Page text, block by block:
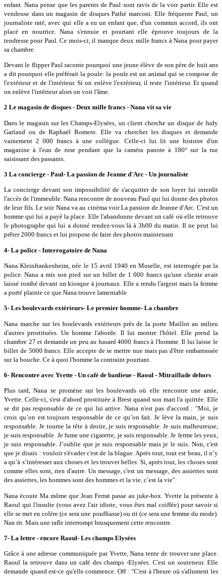
enfant. Nana pense que les parents de Paul sont ravis de la voir partir. Elle est
vendeuse dans un magasin de disques Pathé marconi. Elle fréquente Paul, un
journaliste raté, avec qui elle a eu un enfant que, d'un commun accord, ils ont
placé en nourrice. Nana s'ennuie et pourtant elle éprouve toujours de la
tendresse pour Paul. Ce mois-ci, il manque deux mille francs à Nana pour payer
sa chambre.
Devant le flipper Paul raconte pourquoi une jeune élève de son père de huit ans
a dit pourquoi elle préférait la poule: la poule est un animal qui se compose de
l'extérieur et de l'intérieur. Si on enlève l'extérieur, il reste l'intérieur. Et quand
on enlève l'intérieur alors on voit l'âme.
2 Le magasin de disques - Deux mille francs - Nana vit sa vie
Dans le magasin sur les Champs-Elysées, un client cherche un disque de Judy
Garland ou de Raphaël Romero. Elle va chercher les disques et demande
vainement 2 000 francs à une collègue. Celle-ci lui lit une histoire d'un
magazine à l'eau de rose pendant que la caméra panote à 180° sur la rue
saisissant des passants.
3 La concierge - Paul- La passion de Jeanne d'Arc - Un journaliste
La concierge devant son impossibilité de s'acquitter de son loyer lui interdit
l'accès de l'immeuble. Nana rencontre de nouveau Paul qui lui donne des photos
de leur fils. Le soir Nana va au cinéma voir La passion de Jeanne d'Arc. C'est un
homme qui lui a payé la place. Elle l'abandonne devant un café où elle retrouve
le photographe qui lui a donné rendez-vous là à 3h00 du matin. Il ne peut lui
prêter 2000 francs et lui propose de faire des photos maintenant
4- La police - Interrogatoire de Nana
Nana Kleinfrankenheim, née le 15 avril 1940 en Moselle, est interrogée par la
police. Nana a mis son pied sur un billet de 1 000 francs qu'une cliente avait
laissé tombé devant un kiosque à journaux. Elle a rendu l'argent mais la femme
a porté plainte ce que Nana trouve lamentable
5- Les boulevards extérieurs- Le premier homme- La chambre
Nana marche sur les boulevards extérieurs près de la porte Maillot au milieu
d'autres prostituées. Un homme l'aborde. Il lui montre l'hôtel. Elle prend la
chambre 27 et demande un peu au hasard 4000 francs à l'homme. Il lui laisse le
billet de 5000 francs. Elle accepte de se mettre nue mais pas d'être embarrassée
sur la bouche. Ce à quoi l'homme la contraint pourtant.
6- Rencontre avec Yvette - Un café de banlieue - Raoul - Mitraillade dehors
Plus tard, Nana se promène sur les boulevards où elle rencontre une amie,
Yvette. Celle-ci, s'est d'abord prostituée à Brest quand son mari l'a quittée. Elle
se dit pas responsable de ce qui lui arrive. Nana n'est pas d'accord : "Moi, je
crois qu’on est toujours responsable de ce qu’on fait. Je lève la main, je suis
responsable. Je tourne la tête à droite, je suis responsable. Je suis malheureuse,
je suis responsable. Je fume une cigarette, je suis responsable. Je ferme les yeux,
je suis responsable. J’oublie que je suis responsable mais je le suis. Non, c'est
que je disais : vouloir s'évader c'est de la blague. Après tout, tout est beau, il n’y
a qu’à s’intéresser aux choses et les trouver belles. Si, après tout, les choses sont
comme elles sont, rien d'autre. Un message, c'est un message, des assiettes sont
des assiettes, les hommes sont des hommes et la vie, c’est la vie".
Nana écoute Ma môme que Jean Ferrat passe au juke-box. Yvette la présente à
Raoul qui l'insulte (vous avez l'air idiote, vous êtes mal coiffée) pour savoir si
elle se met en colère (ce sera une pouffiasse) ou rit (ce sera une femme du mode).
Nan rit. Mais une rafle interrompt brusquement cette rencontre.
7- La lettre - encore Raoul- Les champs Elysées
Grâce à une adresse communiquée par Yvette, Nana tente de trouver une place.
Raoul la retrouve dans un café des champs -Elysées. C'est un souteneur. Elle
demande quand est-ce qu'elle commence. Off : "C'est à l'heure où s'allument les